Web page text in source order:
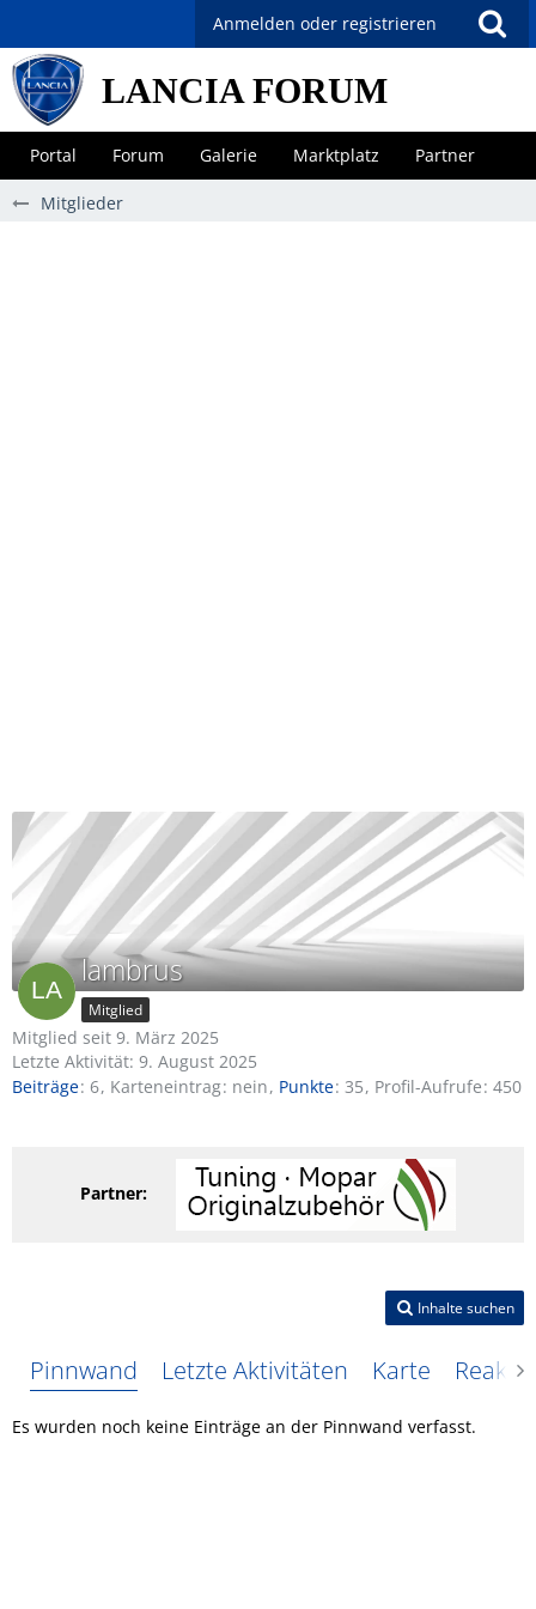
Anmelden oder registrieren
LANCIA FORUM
Portal Forum Galerie Marktplatz Partner
Mitglieder
lambrus
Mitglied
Mitglied seit 9. März 2025
Letzte Aktivität: 9. August 2025
Beiträge 6 Karteneintrag nein Punkte 35 Profil-Aufrufe 450
Partner:
Inhalte suchen
Pinnwand Letzte Aktivitäten Karte
Es wurden noch keine Einträge an der Pinnwand verfasst.